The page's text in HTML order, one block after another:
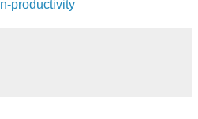
productivity